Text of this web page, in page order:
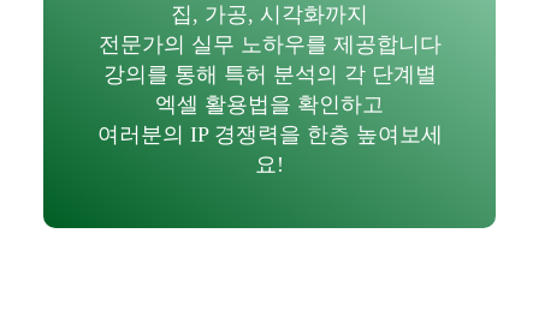
집, 가공, 시각화까지
전문가의 실무 노하우를 제공합니다
강의를 통해 특허 분석의 각 단계별
엑셀 활용법을 확인하고
여러분의 IP 경쟁력을 한층 높여보세
요!